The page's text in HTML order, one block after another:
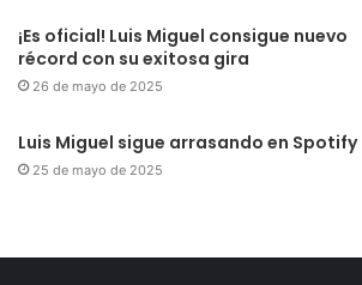
¡Es oficial! Luis Miguel consigue nuevo
récord con su exitosa gira
26 de mayo de 2025
Luis Miguel sigue arrasando en Spotify
25 de mayo de 2025